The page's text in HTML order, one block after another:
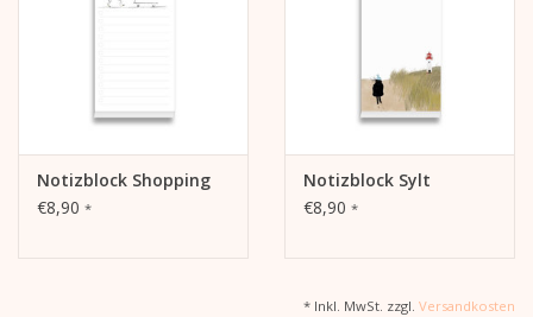
Notizblock Shopping
€8,90 *
Notizblock Sylt
€8,90 *
* Inkl. MwSt. zzgl. Versandkosten